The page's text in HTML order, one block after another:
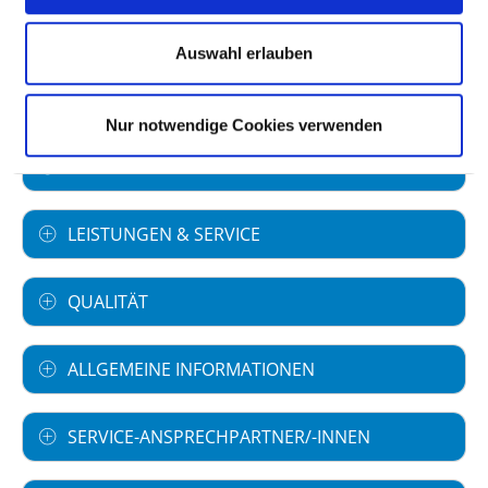
Auswahl erlauben
Nur notwendige Cookies verwenden
Akademisches Lehrkrankenhaus
Ludwig-Maximilian-Universität
München
LEISTUNGEN & SERVICE
QUALITÄT
ALLGEMEINE INFORMATIONEN
SERVICE-ANSPRECHPARTNER/-INNEN